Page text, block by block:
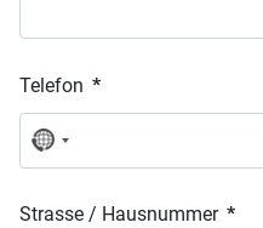
Telefon *
No
country
selected
Strasse / Hausnummer *